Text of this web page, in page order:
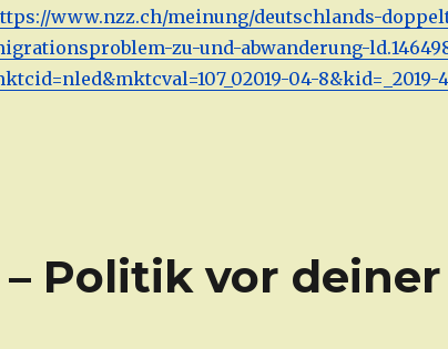
www.nzz.ch/meinung/deutschlands-
zu-und-abwanderung-
04-8&kid=_2019-
Politik vor